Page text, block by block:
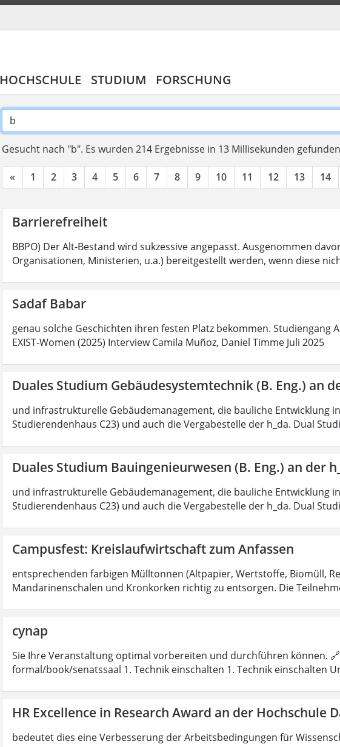
HOCHSCHULE STUDIUM FORSCHUNG
Gesucht nach "b". Es wurden 214 Ergebnisse in 13 Millisekunden
« 1 2 3 4 5 6 7 8 9 10 11 12 13 14
Barrierefreiheit
BBPO) Der Alt-Bestand wird sukzessive angepasst. Ausgenommen
Organisationen, Ministerien, u.a.) bereitgestellt werden, wenn diese
Sadaf Babar
genau solche Geschichten ihren festen Platz bekommen. Studiengang
EXIST-Women (2025) Interview Camila Muñoz, Daniel Timme Juli 2025
Duales Studium Gebäudesystemtechnik (B. Eng.) an
und infrastrukturelle Gebäudemanagement, die bauliche Entwicklung
Studierendenhaus C23) und auch die Vergabestelle der h_da. Dual
Duales Studium Bauingenieurwesen (B. Eng.) an der
und infrastrukturelle Gebäudemanagement, die bauliche Entwicklung
Studierendenhaus C23) und auch die Vergabestelle der h_da. Dual
Campusfest: Kreislaufwirtschaft zum Anfassen
entsprechenden farbigen Mülltonnen (Altpapier, Wertstoffe, Biomüll,
Mandarinenschalen und Kronkorken richtig zu entsorgen. Die
cynap
Sie Ihre Veranstaltung optimal vorbereiten und durchführen können.
formal/book/senatssaal 1. Technik einschalten 1. Technik einschalten
HR Excellence in Research Award an der Hochschule
bedeutet dies eine Verbesserung der Arbeitsbedingungen für